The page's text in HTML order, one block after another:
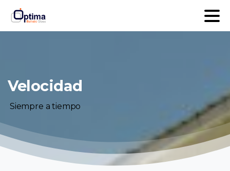
Velocidad
Siempre a tiempo